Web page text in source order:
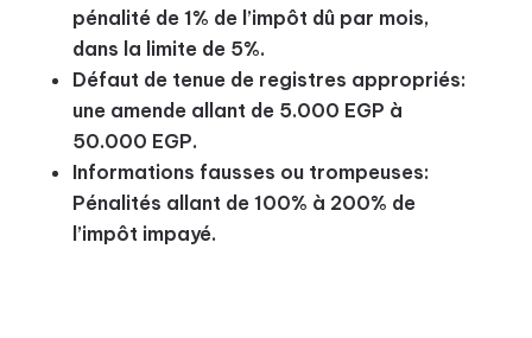
pénalité de 1% de l’impôt dû par mois,
dans la limite de 5%.
Défaut de tenue de registres appropriés:
une amende allant de 5.000 EGP à
50.000 EGP.
Informations fausses ou trompeuses:
Pénalités allant de 100% à 200% de
l’impôt impayé.